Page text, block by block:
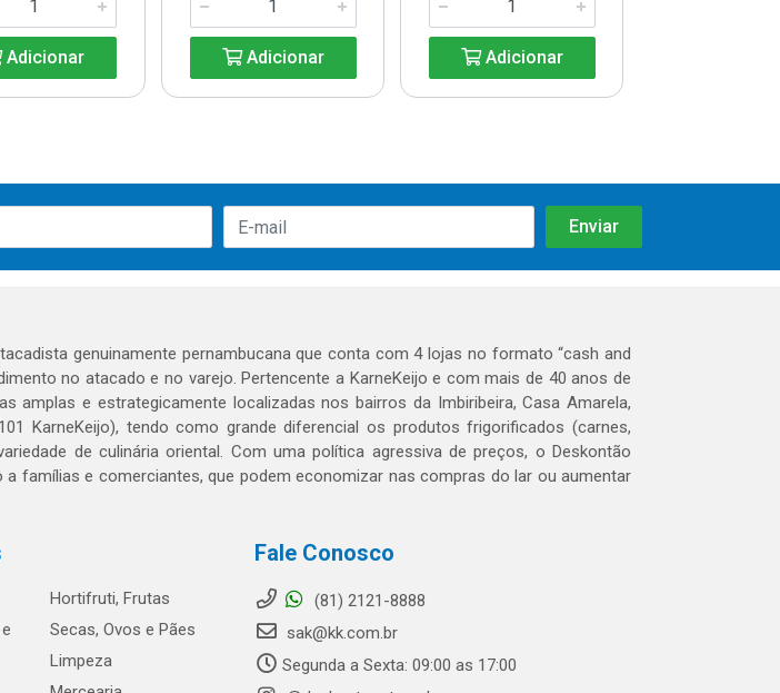
Adicionar Adicionar Adicionar
genuinamente pernambucana que conta com 4 lojas no formato “cash and
no atacado e no varejo. Pertencente a KarneKeijo e com mais de 40 anos de
amplas e estrategicamente localizadas nos bairros da Imbiribeira, Casa Amarela,
KarneKeijo), tendo como grande diferencial os produtos frigorificados (carnes,
de culinária oriental. Com uma política agressiva de preços, o Deskontão
a famílias e comerciantes, que podem economizar nas compras do lar ou aumentar
Hortifruti, Frutas
Secas, Ovos e Pães
Limpeza
Fale Conosco
(81) 2121-8888
sak@kk.com.br
Segunda a Sexta: 09:00 as 17:00